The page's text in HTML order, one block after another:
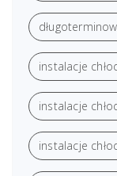
instalacje
instalacje
instalacje